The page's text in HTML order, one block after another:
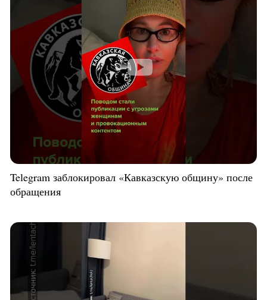
Telegram заблокировал «Кавказскую общину» после
обращения